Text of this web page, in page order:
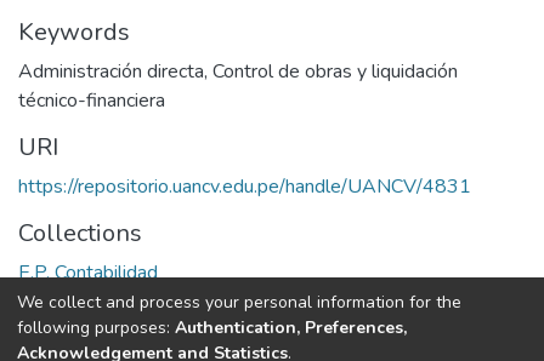
Keywords
Administración directa, Control de obras y liquidación
técnico-financiera
URI
https://repositorio.uancv.edu.pe/handle/UANCV/4831
Collections
E.P. Contabilidad
Full item page
We collect and process your personal information for the
following purposes: Authentication, Preferences,
Acknowledgement and Statistics.